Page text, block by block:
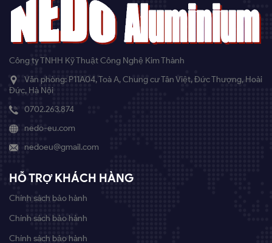
Công ty TNHH Kỹ Thuật Công Nghệ Kim Thành
Văn phòng: P11A04, Toà A, Chung cư Tân Việt, Đức Thượng, Hoài
Đức, Hà Nội
0702.263.874
nedo-eu.com
nedoeu@gmail.com
HỖ TRỢ KHÁCH HÀNG
Chính sách bảo hành
Chính sách bảo hành
Chính sách bảo hành